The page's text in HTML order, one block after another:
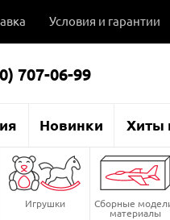
Условия и гарантии
707-06-99
Новинки Хиты
Игрушки Сборные
материалы